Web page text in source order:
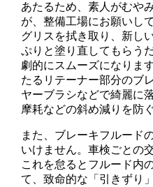
あたるため、素人がむや
が、整備工場にお願いし
グリスを拭き取り、新し
ぷりと塗り直してもらう
劇的にスムーズになりま
たるリテーナー部分のブ
ヤーブラシなどで綺麗に
摩耗などの斜め減りを防
また、ブレーキフルード
いけません。車検ごとの
これを怠るとフルード内
て、致命的な「引きずり